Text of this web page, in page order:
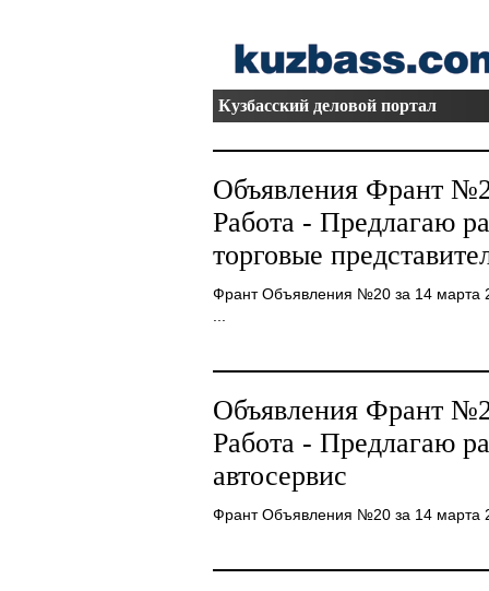
Кузбасский деловой портал
Объявления Франт
Работа - Предлагаю
торговые
Франт Объявления №20 за 14 марта
Объявления Франт
Работа - Предлагаю
автосервис
Франт Объявления №20 за 14 марта